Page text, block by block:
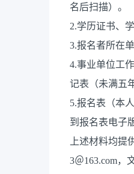
名后扫描）。
2.学历证书、
3.报名者所在
4.事业单位工
记表（未满五
5.报名表（本
到报名表电子
上述材料均提
3＠163.com，